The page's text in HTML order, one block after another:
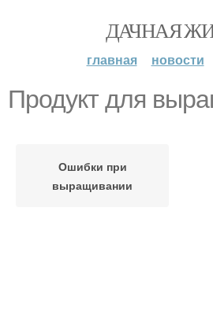
ДАЧНАЯ
главная новости
Продукт для
Ошибки при
выращивании